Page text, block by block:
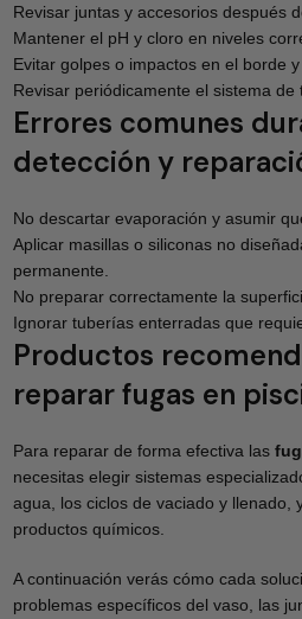
Revisar juntas y accesorios después
Mantener el pH y cloro en niveles
Evitar golpes o impactos en el borde y
Revisar periódicamente el sistema de
Errores comunes
detección y
No descartar evaporación y asumir
Aplicar masillas o siliconas no
permanente.
No preparar correctamente la
Ignorar tuberías enterradas que
Productos
reparar fugas en
Para reparar de forma efectiva las
necesitas elegir sistemas
agua, los ciclos de vaciado y llenado,
productos químicos.
A continuación verás cómo cada
problemas específicos del vaso, las